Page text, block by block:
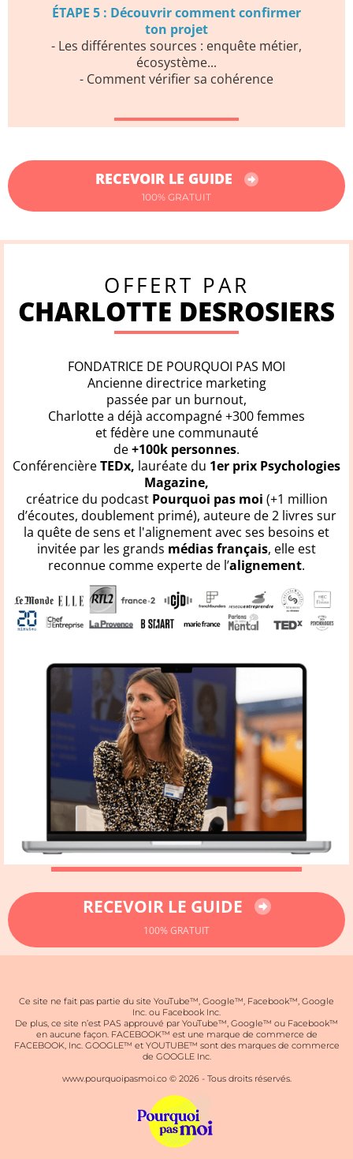
ÉTAPE 5 : Découvrir comment confirmer
ton projet
- Les différentes sources : enquête métier,
écosystème...
- Comment vérifier sa cohérence
RECEVOIR LE GUIDE
100% GRATUIT
OFFERT PAR
CHARLOTTE DESROSIERS
FONDATRICE DE POURQUOI PAS MOI
Ancienne directrice marketing
passée par un burnout,
Charlotte a déjà accompagné +300 femmes
et fédère une communauté
de+100k personnes.
ConférencièreTEDx, lauréate du 1er prix Psychologies
Magazine,
créatrice du podcast Pourquoi pas moi (+1 million
d’écoutes, doublement primé), auteure de 2 livres sur
la quête de sens et l'alignement avec ses besoins et
invitée par les grands médias français, elle est
reconnue comme experte de l’alignement.
RECEVOIR LE GUIDE
100% GRATUIT
Ce site ne fait pas partie du site YouTube™, Google™, Facebook™, Google
Inc. ou Facebook Inc.
De plus, ce site n’est PAS approuvé par YouTube™, Google™ ou Facebook™
en aucune façon. FACEBOOK™ est une marque de commerce de
FACEBOOK, Inc. GOOGLE™ et YOUTUBE™ sont des marques de commerce
de GOOGLE Inc.
www.pourquoipasmoi.co © 2026 - Tous droits réservés.